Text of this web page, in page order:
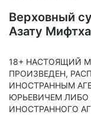
Верховный
Азату
18+ НАСТОЯЩИЙ
ПРОИЗВЕДЕН,
ИНОСТРАННЫМ
ЮРЬЕВИЧЕМ ЛИБО
ИНОСТРАННОГО